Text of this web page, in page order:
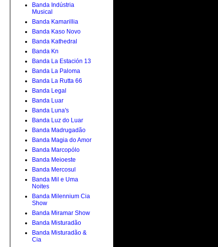
Banda Indústria
Musical
Banda Kamarillia
Banda Kaso Novo
Banda Kathedral
Banda Kn
Banda La Estación 13
Banda La Paloma
Banda La Rutta 66
Banda Legal
Banda Luar
Banda Luna's
Banda Luz do Luar
Banda Madrugadão
Banda Magia do Amor
Banda Marcopólo
Banda Meioeste
Banda Mercosul
Banda Mil e Uma
Noites
Banda Milennium Cia
Show
Banda Miramar Show
Banda Misturadão
Banda Misturadão &
Cia